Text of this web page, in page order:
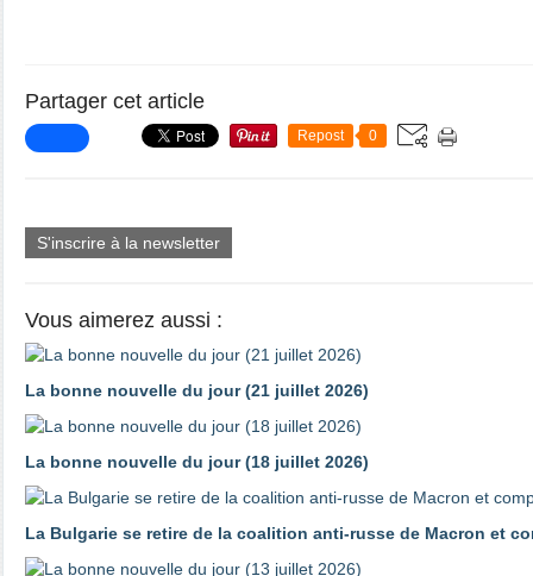
Partager cet article
Repost 0
S'inscrire à la newsletter
Vous aimerez aussi :
La bonne nouvelle du jour (21 juillet 2026)
La bonne nouvelle du jour (18 juillet 2026)
La Bulgarie se retire de la coalition anti-russe de Macron et